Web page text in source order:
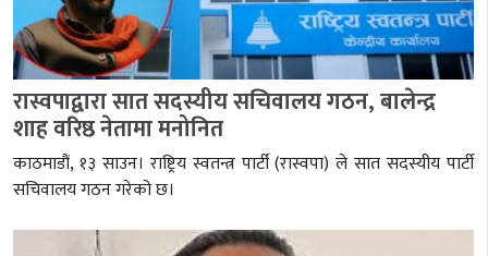
रास्वपाद्वारा सात सदस्यीय सचिवालय गठन, बालेन्द्र
शाह वरिष्ठ नेतामा मनोनित
काठमाडौं, १३ साउन। राष्ट्रिय स्वतन्त्र पार्टी (रास्वपा) ले सात सदस्यीय पार्टी
सचिवालय गठन गरेको छ।